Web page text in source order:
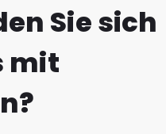
Sie sich
mit